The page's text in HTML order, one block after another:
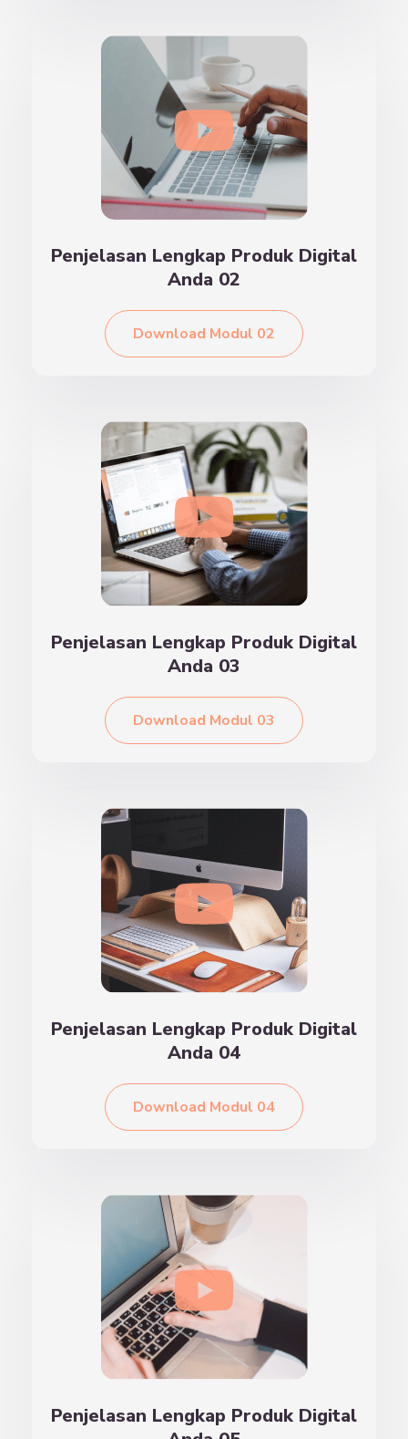
Penjelasan Lengkap Produk Digital
Anda 02
Download Modul 02
Penjelasan Lengkap Produk Digital
Anda 03
Download Modul 03
Penjelasan Lengkap Produk Digital
Anda 04
Download Modul 04
Penjelasan Lengkap Produk Digital